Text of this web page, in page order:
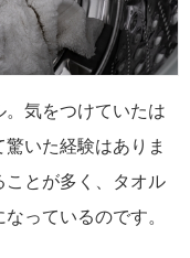
気をつけていたは
いた経験はありま
ことが多く、タオル
っているのです。